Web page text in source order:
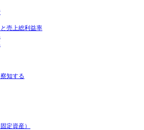
売上総利益率
知する
定資産）